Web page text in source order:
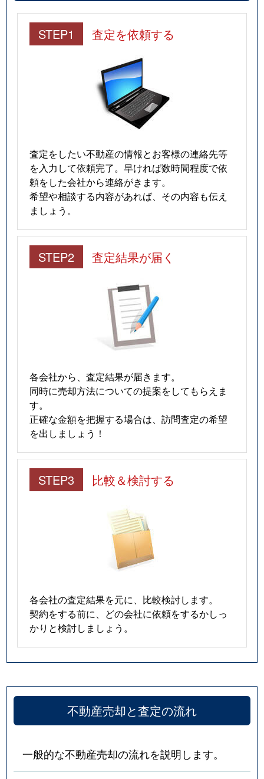
STEP1 査定を依頼する
査定をしたい不動産の情報とお客様の連絡先等
を入力して依頼完了。早ければ数時間程度で依
頼をした会社から連絡がきます。
希望や相談する内容があれば、その内容も伝え
ましょう。
STEP2 査定結果が届く
各会社から、査定結果が届きます。
同時に売却方法についての提案をしてもらえま
す。
正確な金額を把握する場合は、訪問査定の希望
を出しましょう！
STEP3 比較＆検討する
各会社の査定結果を元に、比較検討します。
契約をする前に、どの会社に依頼をするかしっ
かりと検討しましょう。
不動産売却と査定の流れ
一般的な不動産売却の流れを説明します。